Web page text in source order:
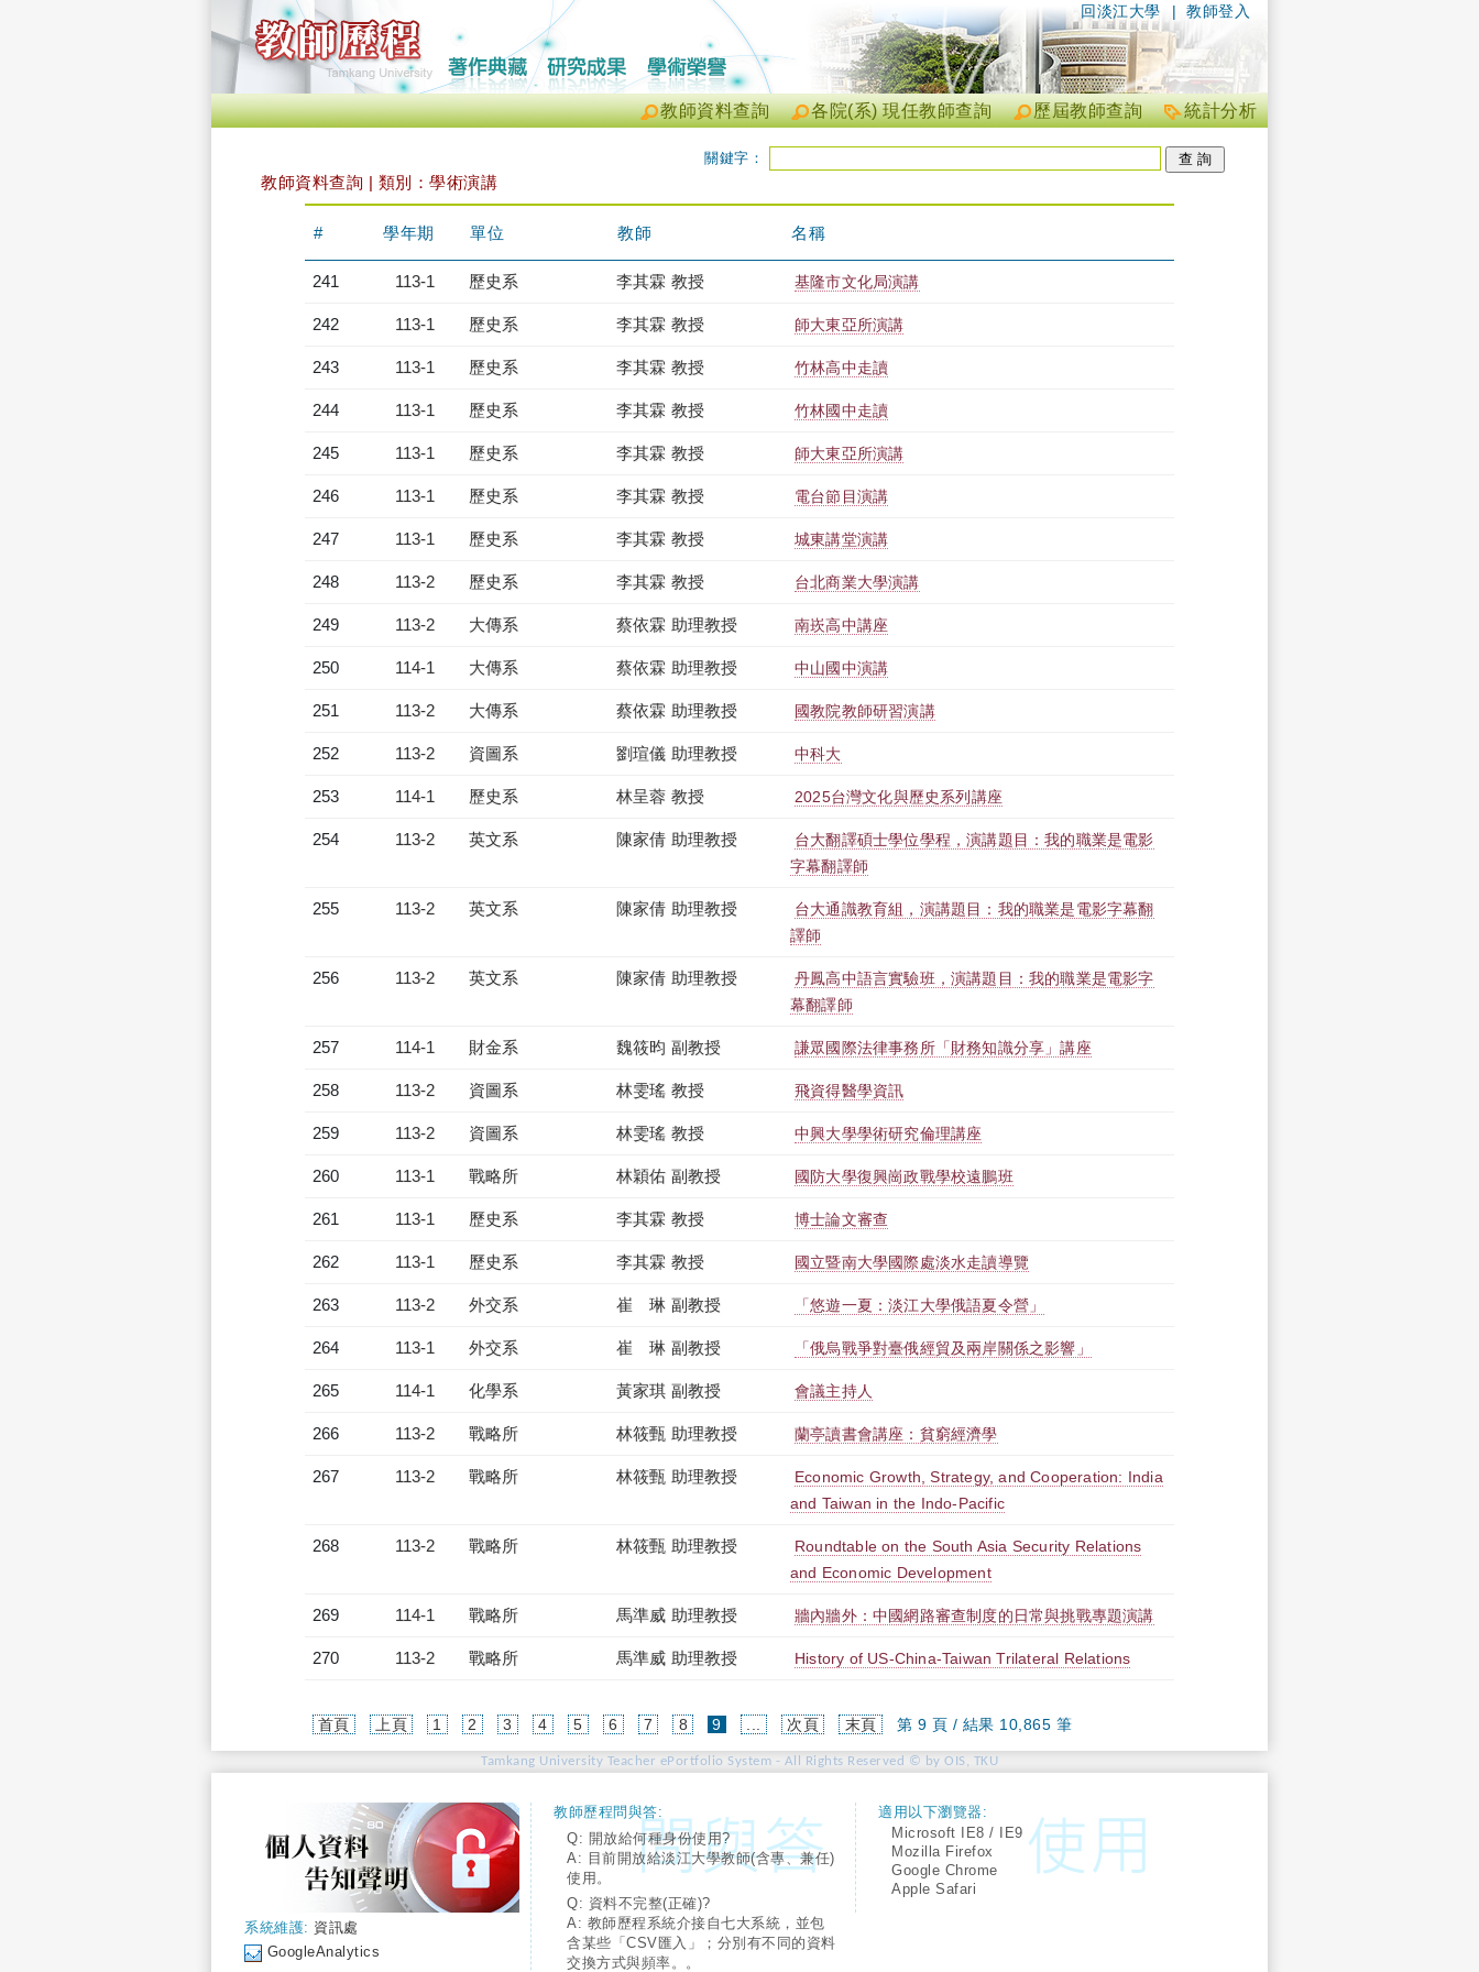
| 教師登入
回淡江大學
統計分析
歷屆教師查詢
各院(系) 現任教師查詢
教師資料查詢
關鍵字：
教師資料查詢 | 類別：學術演講
# 學年期 單位 教師 名稱
241 113-1 歷史系 李其霖 教授 基隆市文化局演講
242 113-1 歷史系 李其霖 教授 師大東亞所演講
243 113-1 歷史系 李其霖 教授 竹林高中走讀
244 113-1 歷史系 李其霖 教授 竹林國中走讀
245 113-1 歷史系 李其霖 教授 師大東亞所演講
246 113-1 歷史系 李其霖 教授 電台節目演講
247 113-1 歷史系 李其霖 教授 城東講堂演講
248 113-2 歷史系 李其霖 教授 台北商業大學演講
249 113-2 大傳系 蔡依霖 助理教授 南崁高中講座
250 114-1 大傳系 蔡依霖 助理教授 中山國中演講
251 113-2 大傳系 蔡依霖 助理教授 國教院教師研習演講
252 113-2 資圖系 劉瑄儀 助理教授 中科大
253 114-1 歷史系 林呈蓉 教授 2025台灣文化與歷史系列講座
254 113-2 英文系 陳家倩 助理教授
台大翻譯碩士學位學程，演講題目：我的職業是電影
字幕翻譯師
255 113-2 英文系 陳家倩 助理教授
台大通識教育組，演講題目：我的職業是電影字幕翻
譯師
256 113-2 英文系 陳家倩 助理教授
丹鳳高中語言實驗班，演講題目：我的職業是電影字
幕翻譯師
257 114-1 財金系 魏筱昀 副教授 謙眾國際法律事務所「財務知識分享」講座
258 113-2 資圖系 林雯瑤 教授 飛資得醫學資訊
259 113-2 資圖系 林雯瑤 教授 中興大學學術研究倫理講座
260 113-1 戰略所 林穎佑 副教授 國防大學復興崗政戰學校遠鵬班
261 113-1 歷史系 李其霖 教授 博士論文審查
262 113-1 歷史系 李其霖 教授 國立暨南大學國際處淡水走讀導覽
263 113-2 外交系 崔 琳 副教授 「悠遊一夏：淡江大學俄語夏令營」
264 113-1 外交系 崔 琳 副教授 「俄烏戰爭對臺俄經貿及兩岸關係之影響」
265 114-1 化學系 黃家琪 副教授 會議主持人
266 113-2 戰略所 林筱甄 助理教授 蘭亭讀書會講座：貧窮經濟學
267 113-2 戰略所 林筱甄 助理教授
Economic Growth, Strategy, and Cooperation: India
and Taiwan in the Indo-Pacific
268 113-2 戰略所 林筱甄 助理教授
Roundtable on the South Asia Security Relations
and Economic Development
269 114-1 戰略所 馬準威 助理教授 牆內牆外：中國網路審查制度的日常與挑戰專題演講
270 113-2 戰略所 馬準威 助理教授 History of US-China-Taiwan Trilateral Relations
首頁 上頁 1 2 3 4 5 6 7 8 9(current) 次頁 末頁 第 9 頁 / 結果 10,865 筆
Tamkang University Teacher ePortfolio System - All Rights Reserved © by OIS, TKU
系統維護: 資訊處
GoogleAnalytics
教師歷程問與答:
Q: 開放給何種身份使用?
A: 目前開放給淡江大學教師(含專、兼任)
使用。
Q: 資料不完整(正確)?
A: 教師歷程系統介接自七大系統，並包
含某些「CSV匯入」；分別有不同的資料
交換方式與頻率。。
適用以下瀏覽器:
Microsoft IE8 / IE9
Mozilla Firefox
Google Chrome
Apple Safari